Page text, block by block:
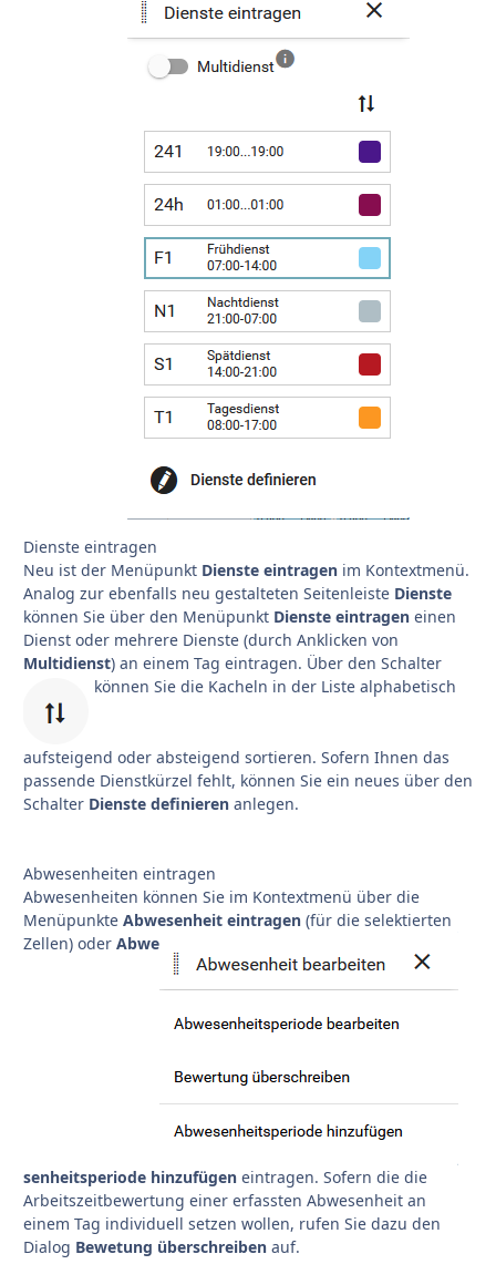
Dienste eintragen
Neu ist der Menüpunkt Dienste eintragen im Kontextmenü.
Analog zur ebenfalls neu gestalteten Seitenleiste Dienste
können Sie über den Menüpunkt Dienste eintragen einen
Dienst oder mehrere Dienste (durch Anklicken von
Multidienst) an einem Tag eintragen. Über den Schalter
können Sie die Kacheln in der Liste alphabetisch
aufsteigend oder absteigend sortieren. Sofern Ihnen das
passende Dienstkürzel fehlt, können Sie ein neues über den
Schalter Dienste definieren anlegen.
Abwesenheiten eintragen
Abwesenheiten können Sie im Kontextmenü über die
Menüpunkte Abwesenheit eintragen (für die selektierten
Zellen) oder Abwe
senheitsperiode hinzufügen eintragen. Sofern die die
Arbeitszeitbewertung einer erfassten Abwesenheit an
einem Tag individuell setzen wollen, rufen Sie dazu den
Dialog Bewetung überschreiben auf.